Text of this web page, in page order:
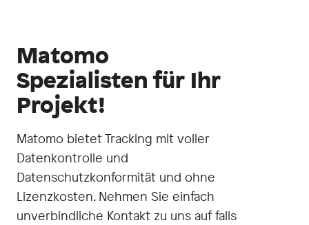
Matomo
Spezialisten für Ihr
Projekt!
Matomo bietet Tracking mit voller
Datenkontrolle und
Datenschutzkonformität und ohne
Lizenzkosten. Nehmen Sie einfach
unverbindliche Kontakt zu uns auf falls